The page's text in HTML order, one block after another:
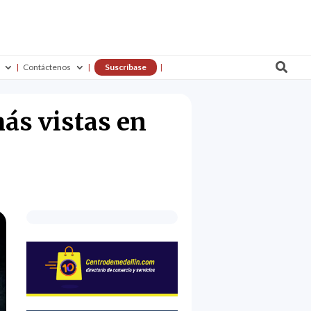
Contáctenos Suscríbase 
vistas en